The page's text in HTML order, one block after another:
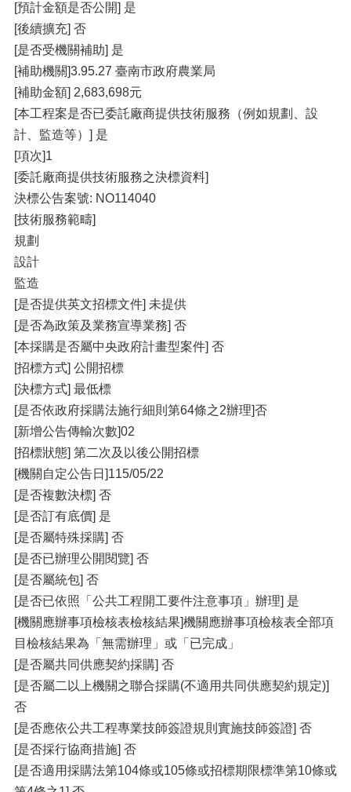
[預計金額是否公開] 是
[後續擴充] 否
[是否受機關補助] 是
[補助機關]3.95.27 臺南市政府農業局
[補助金額] 2,683,698元
[本工程案是否已委託廠商提供技術服務（例如規劃、設
計、監造等）] 是
[項次]1
[委託廠商提供技術服務之決標資料]
決標公告案號: NO114040
[技術服務範疇]
規劃
設計
監造
[是否提供英文招標文件] 未提供
[是否為政策及業務宣導業務] 否
[本採購是否屬中央政府計畫型案件] 否
[招標方式] 公開招標
[決標方式] 最低標
[是否依政府採購法施行細則第64條之2辦理]否
[新增公告傳輸次數]02
[招標狀態] 第二次及以後公開招標
[機關自定公告日]115/05/22
[是否複數決標] 否
[是否訂有底價] 是
[是否屬特殊採購] 否
[是否已辦理公開閱覽] 否
[是否屬統包] 否
[是否已依照「公共工程開工要件注意事項」辦理] 是
[機關應辦事項檢核表檢核結果]機關應辦事項檢核表全部項
目檢核結果為「無需辦理」或「已完成」
[是否屬共同供應契約採購] 否
[是否屬二以上機關之聯合採購(不適用共同供應契約規定)]
否
[是否應依公共工程專業技師簽證規則實施技師簽證] 否
[是否採行協商措施] 否
[是否適用採購法第104條或105條或招標期限標準第10條或